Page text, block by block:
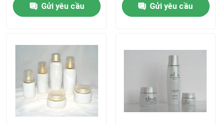
Về chúng tôi
Chuyến tham quan nhà máy
Kiểm soát chất lượng
Gửi yêu cầu
Gửi yêu cầu